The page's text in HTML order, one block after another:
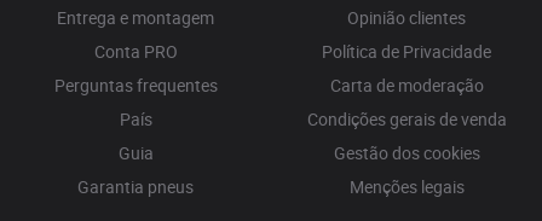
Entrega e montagem
Conta PRO
Perguntas frequentes
País
Guia
Garantia pneus
Opinião clientes
Política de Privacidade
Carta de moderação
Condições gerais de venda
Gestão dos cookies
Menções legais